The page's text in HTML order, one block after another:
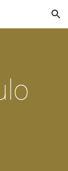
Skip to navigation